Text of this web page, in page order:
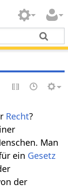
Recht?
Man
ein Gesetz
der